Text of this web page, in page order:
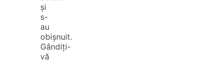
și
s-
au
obișnuit.
Gândiți-
vă